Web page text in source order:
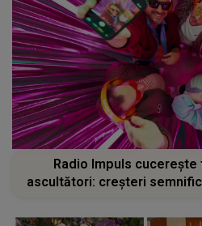
Radio Impuls cucerește
ascultători: creșteri